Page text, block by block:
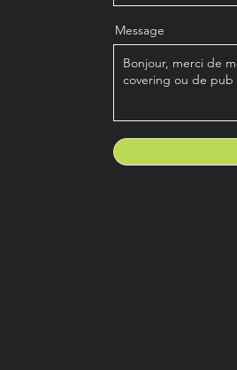
Message